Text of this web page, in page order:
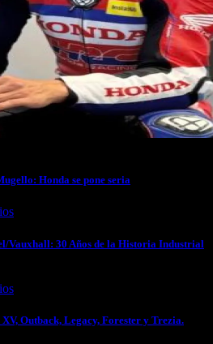
Honda se pone seria
Vauxhall: 30 Años de la Historia Industrial
Outback, Legacy, Forester y Trezia.